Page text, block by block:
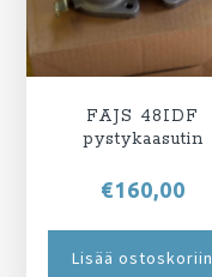
FAJS 48IDF
pystykaasutin
€160,00
Lisää ostoskoriin